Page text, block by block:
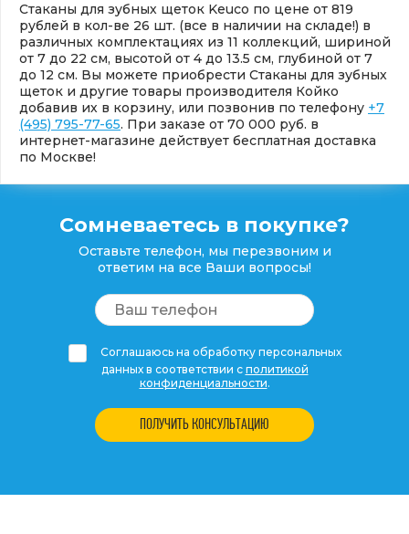
Стаканы для зубных щеток Keuco по цене от 819
рублей в кол-ве 26 шт. (все в наличии на складе!) в
различных комплектациях из 11 коллекций, шириной
от 7 до 22 см, высотой от 4 до 13.5 см, глубиной от 7
до 12 см. Вы можете приобрести Стаканы для зубных
щеток и другие товары производителя Койко
добавив их в корзину, или позвонив по телефону +7
(495) 795-77-65. При заказе от 70 000 руб. в
интернет-магазине действует бесплатная доставка
по Москве!
Сомневаетесь в покупке?
Оставьте телефон, мы перезвоним и
ответим на все Ваши вопросы!
Соглашаюсь на обработку персональных
данных в соответствии с политикой
конфиденциальности.
ПОЛУЧИТЬ КОНСУЛЬТАЦИЮ